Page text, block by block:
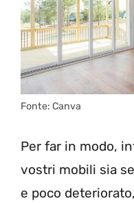
Fonte: Canva
Per far in modo,
vostri mobili sia
e poco